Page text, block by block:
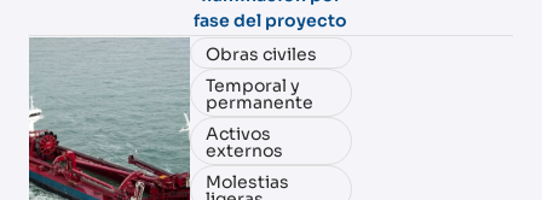
fase del proyecto
Obras civiles
Temporal y
permanente
Activos
externos
Molestias